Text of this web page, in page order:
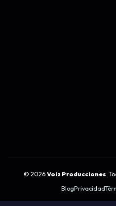
© 2026 Voiz Producciones .
BlogPrivacidad